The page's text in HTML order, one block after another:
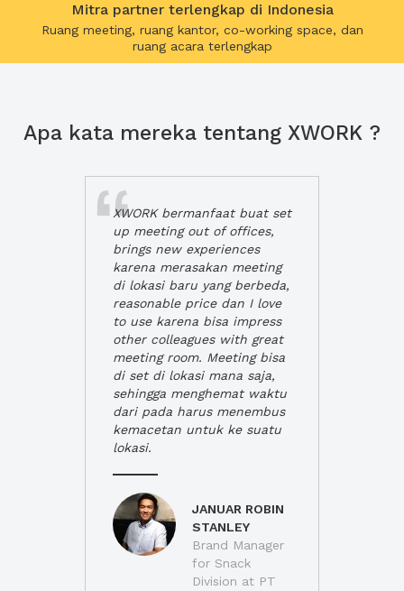
Mitra partner terlengkap di Indonesia
Ruang meeting, ruang kantor, co-working space, dan
ruang acara terlengkap
Apa kata mereka tentang XWORK ?
XWORK bermanfaat buat set
up meeting out of offices,
brings new experiences
karena merasakan meeting
di lokasi baru yang berbeda,
reasonable price dan I love
to use karena bisa impress
other colleagues with great
meeting room. Meeting bisa
di set di lokasi mana saja,
sehingga menghemat waktu
dari pada harus menembus
kemacetan untuk ke suatu
lokasi.
JANUAR ROBIN
STANLEY
Brand Manager
for Snack
Division at PT